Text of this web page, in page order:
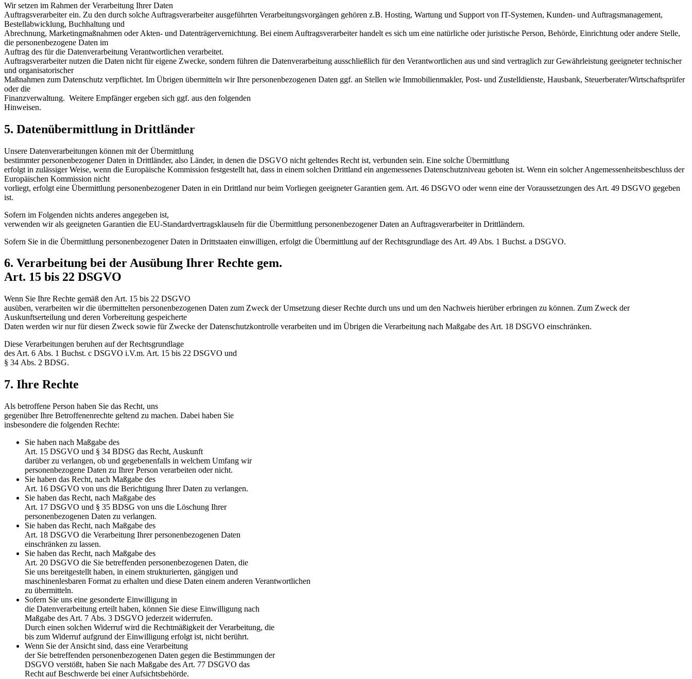
Wir setzen im Rahmen der Verarbeitung Ihrer Daten
Auftragsverarbeiter ein. Zu den durch solche Auftragsverarbeiter ausgeführten Verarbeitungsvorgängen gehören z.B. Hosting, Wartung und Support von IT-Systemen, Kunden- und Auftragsmanagement,
Bestellabwicklung, Buchhaltung und
Abrechnung, Marketingmaßnahmen oder Akten- und Datenträgervernichtung. Bei einem Auftragsverarbeiter handelt es sich um eine natürliche oder juristische Person, Behörde, Einrichtung oder andere Stelle,
die personenbezogene Daten im
Auftrag des für die Datenverarbeitung Verantwortlichen verarbeitet.
Auftragsverarbeiter nutzen die Daten nicht für eigene Zwecke, sondern führen die Datenverarbeitung ausschließlich für den Verantwortlichen aus und sind vertraglich zur Gewährleistung geeigneter technischer
und organisatorischer
Maßnahmen zum Datenschutz verpflichtet. Im Übrigen übermitteln wir Ihre personenbezogenen Daten ggf. an Stellen wie Immobilienmakler, Post- und Zustelldienste, Hausbank, Steuerberater/Wirtschaftsprüfer
oder die
Finanzverwaltung. Weitere Empfänger ergeben sich ggf. aus den folgenden
Hinweisen.
5. Datenübermittlung in Drittländer
Unsere Datenverarbeitungen können mit der Übermittlung
bestimmter personenbezogener Daten in Drittländer, also Länder, in denen die DSGVO nicht geltendes Recht ist, verbunden sein. Eine solche Übermittlung
erfolgt in zulässiger Weise, wenn die Europäische Kommission festgestellt hat, dass in einem solchen Drittland ein angemessenes Datenschutzniveau geboten ist. Wenn ein solcher Angemessenheitsbeschluss der
Europäischen Kommission nicht
vorliegt, erfolgt eine Übermittlung personenbezogener Daten in ein Drittland nur beim Vorliegen geeigneter Garantien gem. Art. 46 DSGVO oder wenn eine der Voraussetzungen des Art. 49 DSGVO gegeben
ist.
Sofern im Folgenden nichts anderes angegeben ist,
verwenden wir als geeigneten Garantien die EU-Standardvertragsklauseln für die Übermittlung personenbezogener Daten an Auftragsverarbeiter in Drittländern.
Sofern Sie in die Übermittlung personenbezogener Daten in Drittstaaten einwilligen, erfolgt die Übermittlung auf der Rechtsgrundlage des Art. 49 Abs. 1 Buchst. a DSGVO.
6. Verarbeitung bei der Ausübung Ihrer Rechte gem.
Art. 15 bis 22 DSGVO
Wenn Sie Ihre Rechte gemäß den Art. 15 bis 22 DSGVO
ausüben, verarbeiten wir die übermittelten personenbezogenen Daten zum Zweck der Umsetzung dieser Rechte durch uns und um den Nachweis hierüber erbringen zu können. Zum Zweck der
Auskunftserteilung und deren Vorbereitung gespeicherte
Daten werden wir nur für diesen Zweck sowie für Zwecke der Datenschutzkontrolle verarbeiten und im Übrigen die Verarbeitung nach Maßgabe des Art. 18 DSGVO einschränken.
Diese Verarbeitungen beruhen auf der Rechtsgrundlage
des Art. 6 Abs. 1 Buchst. c DSGVO i.V.m. Art. 15 bis 22 DSGVO und
§ 34 Abs. 2 BDSG.
7. Ihre Rechte
Als betroffene Person haben Sie das Recht, uns
gegenüber Ihre Betroffenenrechte geltend zu machen. Dabei haben Sie
insbesondere die folgenden Rechte:
Sie haben nach Maßgabe des
Art. 15 DSGVO und § 34 BDSG das Recht, Auskunft
darüber zu verlangen, ob und gegebenenfalls in welchem Umfang wir
personenbezogene Daten zu Ihrer Person verarbeiten oder nicht.
Sie haben das Recht, nach Maßgabe des
Art. 16 DSGVO von uns die Berichtigung Ihrer Daten zu verlangen.
Sie haben das Recht, nach Maßgabe des
Art. 17 DSGVO und § 35 BDSG von uns die Löschung Ihrer
personenbezogenen Daten zu verlangen.
Sie haben das Recht, nach Maßgabe des
Art. 18 DSGVO die Verarbeitung Ihrer personenbezogenen Daten
einschränken zu lassen.
Sie haben das Recht, nach Maßgabe des
Art. 20 DSGVO die Sie betreffenden personenbezogenen Daten, die
Sie uns bereitgestellt haben, in einem strukturierten, gängigen und
maschinenlesbaren Format zu erhalten und diese Daten einem anderen Verantwortlichen
zu übermitteln.
Sofern Sie uns eine gesonderte Einwilligung in
die Datenverarbeitung erteilt haben, können Sie diese Einwilligung nach
Maßgabe des Art. 7 Abs. 3 DSGVO jederzeit widerrufen.
Durch einen solchen Widerruf wird die Rechtmäßigkeit der Verarbeitung, die
bis zum Widerruf aufgrund der Einwilligung erfolgt ist, nicht berührt.
Wenn Sie der Ansicht sind, dass eine Verarbeitung
der Sie betreffenden personenbezogenen Daten gegen die Bestimmungen der
DSGVO verstößt, haben Sie nach Maßgabe des Art. 77 DSGVO das
Recht auf Beschwerde bei einer Aufsichtsbehörde.